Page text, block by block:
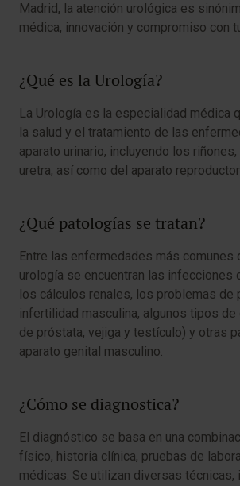
Madrid, la atención urológica es
médica, innovación y compromiso con
¿Qué es la Urología?
La Urología es la especialidad médica
la salud y el tratamiento de las
aparato urinario, incluyendo los
uretra, así como del aparato
¿Qué patologías se tratan?
Entre las enfermedades más comunes
urología se encuentran las infecciones
los cálculos renales, los problemas de
infertilidad masculina, algunos tipos de
de próstata, vejiga y testículo) y otras
aparato genital masculino.
¿Cómo se diagnostica?
El diagnóstico se basa en una
físico, historia clínica, pruebas de
médicas. Se utilizan diversas técnicas,